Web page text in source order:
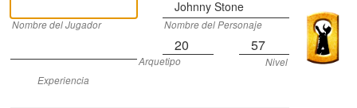
Johnny Stone
Nombre del Jugador Nombre del Personaje
20 57
Arquetipo
Nivel
Experiencia